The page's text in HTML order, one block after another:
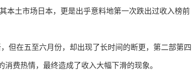
本土市场日本，更是出乎意料地第一次跌出过收入榜前
但在五至六月份，却出现了长时间的断更，第二部第四
费热情，最终造成了收入大幅下滑的现象。